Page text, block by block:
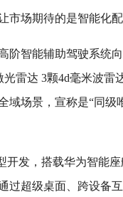
市场期待的是智能化
阶智能辅助驾驶系统
光雷达 3颗4d毫米波
域场景，宣称是“同级
开发，搭载华为智能
过超级桌面、跨设备